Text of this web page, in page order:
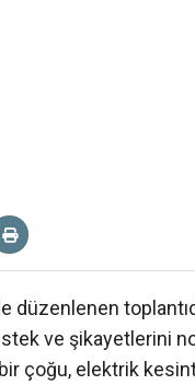
düzenlenen
ve şikayetlerini
çoğu, elektrik